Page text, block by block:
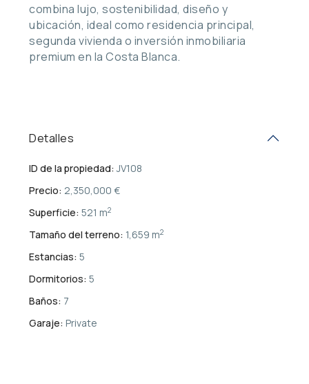
combina lujo, sostenibilidad, diseño y
ubicación, ideal como residencia principal,
segunda vivienda o inversión inmobiliaria
premium en la Costa Blanca.
Detalles
ID de la propiedad: JV108
Precio: 2,350,000 €
Superficie: 521 m2
Tamaño del terreno: 1,659 m2
Estancias: 5
Dormitorios: 5
Baños: 7
Garaje: Private